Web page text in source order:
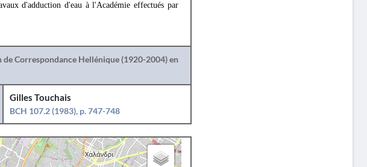
d'adduction d'eau à l'Académie effectués par
Correspondance Hellénique (1920-2004) en
Gilles Touchais
BCH 107.2 (1983), p. 747-748